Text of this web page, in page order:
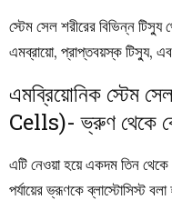
স্টেম সেল শরীরের বিভিন্ন
এমব্রায়ো, প্রাপ্তবয়স্ক টিস্যু,
এমব্রিয়োনিক
Cells)- ভ্রুণ থেকে
এটি নেওয়া হয়ে একদম তিন
পর্যায়ের ভ্রূণকে ব্লাস্টোসিস্ট